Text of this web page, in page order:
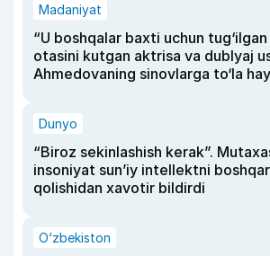
Madaniyat
“U boshqalar baxti uchun
otasini kutgan aktrisa va dublyaj
Ahmedovaning sinovlarga to‘la
Dunyo
“Biroz sekinlashish kerak”.
insoniyat sun’iy intellektni
qolishidan xavotir bildirdi
O‘zbekiston